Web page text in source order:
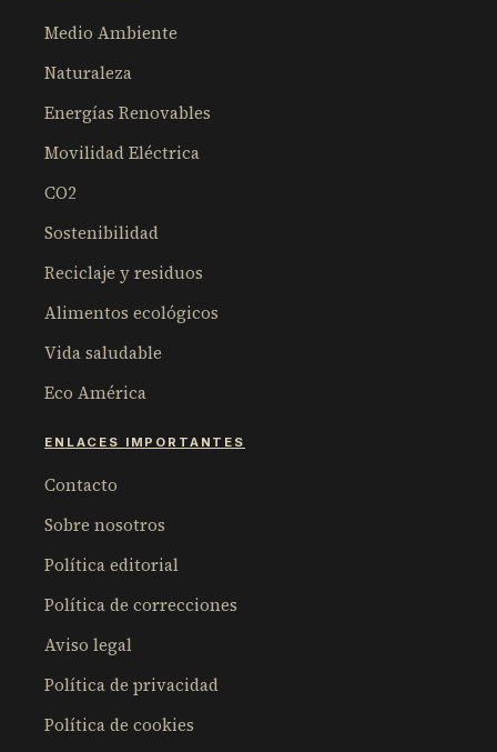
Medio Ambiente
Naturaleza
Energías Renovables
Movilidad Eléctrica
CO2
Sostenibilidad
Reciclaje y residuos
Alimentos ecológicos
Vida saludable
Eco América
ENLACES IMPORTANTES
Contacto
Sobre nosotros
Política editorial
Política de correcciones
Aviso legal
Política de privacidad
Política de cookies